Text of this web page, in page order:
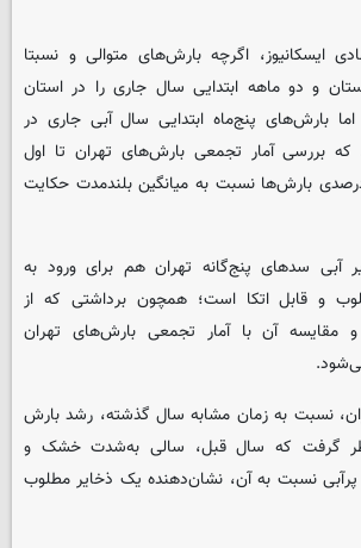
ایسکانیوز، اگرچه بارش‌های متوالی و نسبتا
و دو ماهه ابتدایی سال جاری را در استان
اما بارش‌های پنج‌ماه ابتدایی سال آبی جاری در
که بررسی آمار تجمعی بارش‌های تهران تا اول
از افت ۳۲ درصدی بارش‌ها نسبت به میانگین بلندمدت حکایت
آبی سدهای پنج‌گانه تهران هم برای ورود به
و قابل اتکا است؛ همچون برداشتی که از
آن با آمار تجمعی بارش‌های تهران
۵ سد تهران، نسبت به زمان مشابه سال گذشته، رشد بارش
نظر گرفت که سال قبل، سالی به‌شدت خشک و
نسبت به آن، نشان‌دهنده یک ذخایر مطلوب